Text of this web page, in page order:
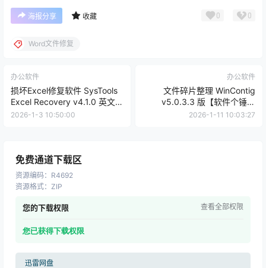
海报分享 收藏 0 0
Word文件修复
办公软件
损坏Excel修复软件 SysTools
Excel Recovery v4.1.0 英文版
【软件个锤子·R4691】
2026-1-3 10:50:00
办公软件
文件碎片整理 WinContig
v5.0.3.3 版【软件个锤子
·R4710】
2026-1-11 10:03:27
免费通道下载区
资源编码： R4692
资源格式： ZIP
您的下载权限 查看全部权限
您已获得下载权限
迅雷网盘